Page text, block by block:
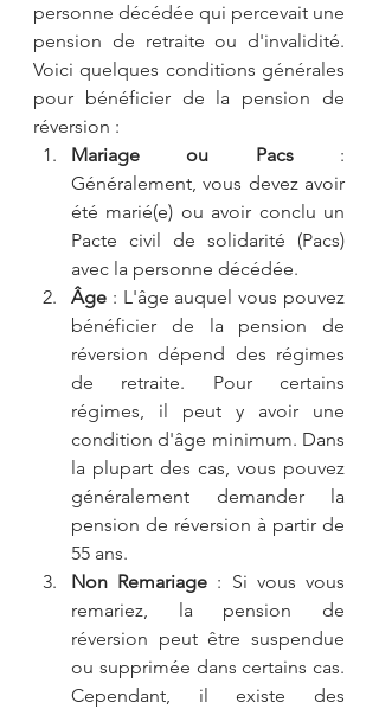
personne décédée qui percevait une
pension de retraite ou d'invalidité.
Voici quelques conditions générales
pour bénéficier de la pension de
réversion :
Mariage ou Pacs :
Généralement, vous devez avoir
été marié(e) ou avoir conclu un
Pacte civil de solidarité (Pacs)
avec la personne décédée.
Âge : L'âge auquel vous pouvez
bénéficier de la pension de
réversion dépend des régimes
de retraite. Pour certains
régimes, il peut y avoir une
condition d'âge minimum. Dans
la plupart des cas, vous pouvez
généralement demander la
pension de réversion à partir de
55 ans.
Non Remariage : Si vous vous
remariez, la pension de
réversion peut être suspendue
ou supprimée dans certains cas.
Cependant, il existe des